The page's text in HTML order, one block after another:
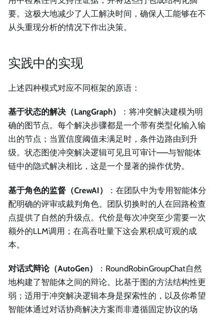
要。这极大地减少了人工解决时间，确保人工能够在不
从头重现分析的情况下作出决策。
实践中的实现
上述四种模式对应不同框架的原语：
基于状态的解决（LangGraph）
：将冲突解决建模为明
确的图节点。每个解决步骤都是一个带有类型化输入输
出的节点；当置信度阈值未满足时，条件边路由到升
级。状态图使冲突解决逻辑可见且可审计——与智能体
链中的隐式解决相比，这是一个显著的操作优势。
基于角色的监督（CrewAI）
：在团队中为专用智能体分
配明确的评审或裁判角色。团队切换时的人在回路检查
点提供了自然的升级点。代价是每次冲突至少需要一次
额外的LLM调用；在高吞吐量下这会累积成可观的成
本。
对话式辩论（AutoGen）
：RoundRobinGroupChat自然
地构建了智能体之间的辩论。比基于图的方法结构性更
弱；适用于冲突解决逻辑本身是探索性的，以及你希望
智能体通过对话协商解决方案而非遵循固定协议的场